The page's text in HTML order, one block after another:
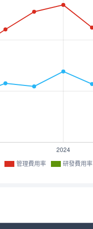
管理費用率 研發費用率